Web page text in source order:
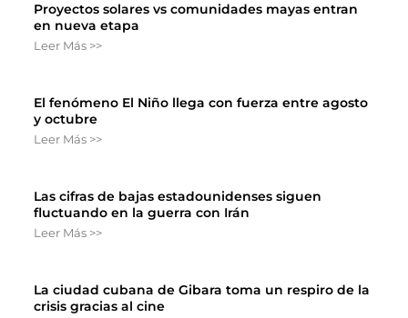
Proyectos solares vs comunidades mayas entran
en nueva etapa
Leer Más >>
El fenómeno El Niño llega con fuerza entre agosto
y octubre
Leer Más >>
Las cifras de bajas estadounidenses siguen
fluctuando en la guerra con Irán
Leer Más >>
La ciudad cubana de Gibara toma un respiro de la
crisis gracias al cine